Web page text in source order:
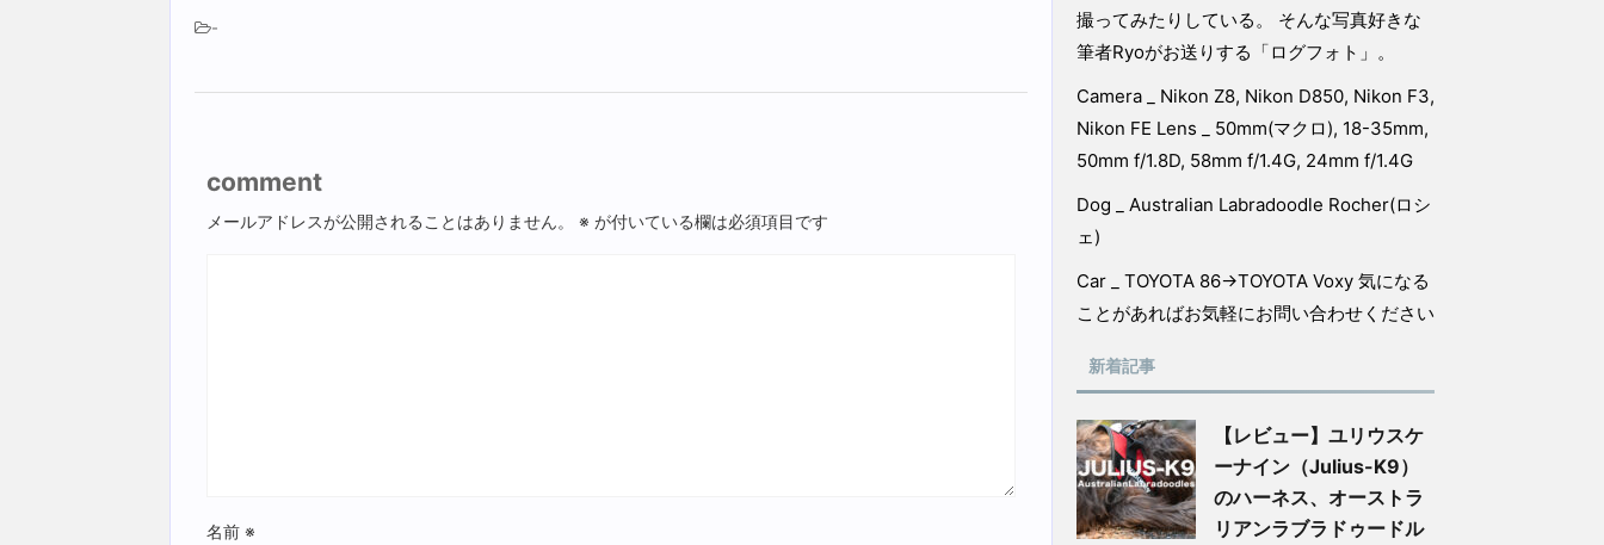
-
comment
メールアドレスが公開されることはありません。 ※ が付いている欄は必須項目です
名前 ※
撮ってみたりしている。 そんな写真好きな
筆者Ryoがお送りする「ログフォト」。
Camera _ Nikon Z8, Nikon D850, Nikon F3,
Nikon FE Lens _ 50mm(マクロ), 18-35mm,
50mm f/1.8D, 58mm f/1.4G, 24mm f/1.4G
Dog _ Australian Labradoodle Rocher(ロシ
ェ)
Car _ TOYOTA 86→TOYOTA Voxy 気になる
ことがあればお気軽にお問い合わせください
新着記事
【レビュー】ユリウスケ
ーナイン（Julius-K9）
のハーネス、オーストラ
リアンラブラドゥードル